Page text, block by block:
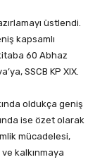
üstlendi.
kapsamlı
60 Abhaz
SSCB KP XIX.
oldukça geniş
ise özet olarak
mücadelesi,
ve kalkınmaya